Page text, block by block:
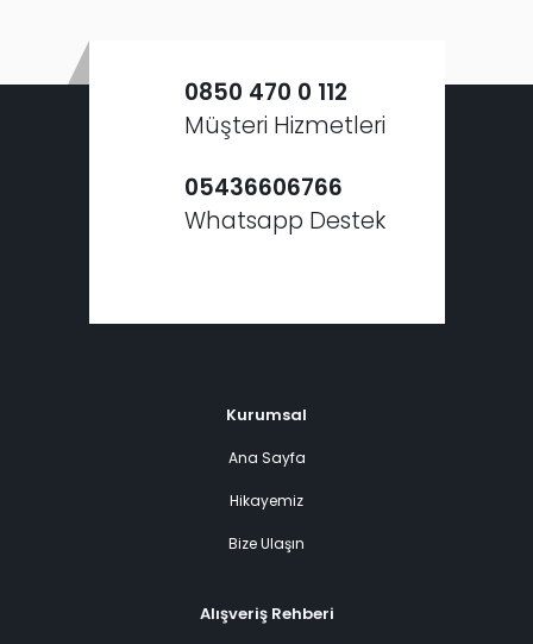
0850 470 0 112
Müşteri Hizmetleri
05436606766
Whatsapp Destek
Kurumsal
Ana Sayfa
Hikayemiz
Bize Ulaşın
Alışveriş Rehberi